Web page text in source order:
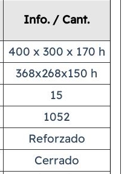
Info. / Cant.
400 x 300 x 170 h
368x268x150 h
15
1052
Reforzado
Cerrado